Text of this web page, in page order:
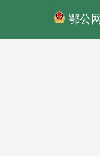
鄂公